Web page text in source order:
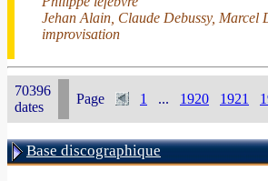
Jehan Alain, Claude Debussy,
improvisation
70396
dates
Page 1 ... 1920 1921
Base discographique